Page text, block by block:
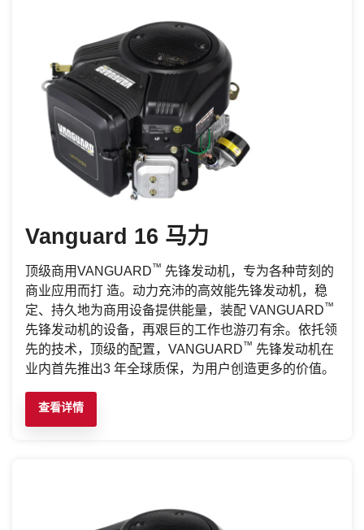
Vanguard 16 马力
顶级商用VANGUARD™ 先锋发动机，专为各种苛刻的
商业应用而打 造。动力充沛的高效能先锋发动机，稳
定、持久地为商用设备提供能量，装配 VANGUARD™
先锋发动机的设备，再艰巨的工作也游刃有余。依托领
先的技术，顶级的配置，VANGUARD™ 先锋发动机在
业内首先推出3 年全球质保，为用户创造更多的价值。
查看详情